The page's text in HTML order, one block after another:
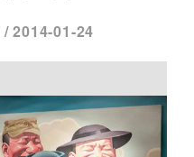
/2014-01-24